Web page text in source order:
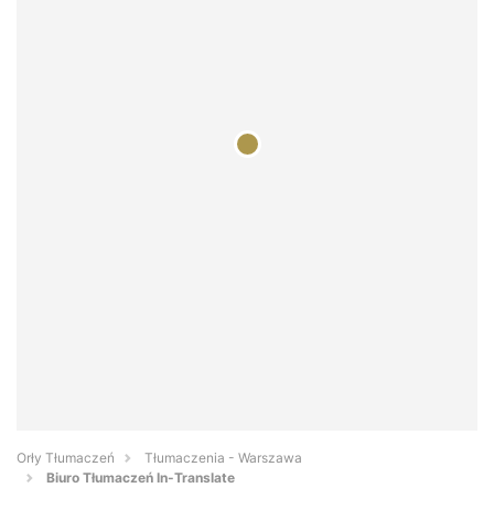
Orły Tłumaczeń
Tłumaczenia - Warszawa
Biuro Tłumaczeń In-Translate